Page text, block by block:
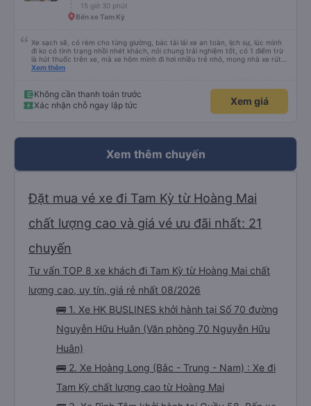
15 giờ 30 phút
Bến xe Tam Kỳ
Xe sạch sẽ, có rèm cho từng giường, bác tài lái xe an toàn, lịch sự, lúc mình
đi ko có tình trạng nhồi nhét khách, nói chung trải nghiệm tốt, có 1 điểm trừ
là hút thuốc trên xe, mà xe hôm mình đi hơi nhiều trẻ nhỏ, mong nhà xe rút
kinh nghiệm khi đọc đc bình luận này
Xem thêm
Không cần thanh toán trước
Xác nhận chỗ ngay lập tức
Xem giá
Xem thêm chuyến
Đặt mua vé xe đi Tam Kỳ từ Hoàng Mai
chất lượng cao và giá vé ưu đãi nhất: 21
chuyến
Tư vấn TOP 8 xe khách đi Tam Kỳ từ Hoàng Mai chất
lượng cao, uy tín, giá rẻ nhất 08/2026
🚌 1. Xe HK BUSLINES khởi hành tại Số 70 đường
Nguyễn Hữu Huân (Văn phòng 70 Nguyễn Hữu
Huân)
🚌 2. Xe Hoàng Long (Bắc - Trung - Nam) : Xe đi
Tam Kỳ chất lượng cao từ Hoàng Mai